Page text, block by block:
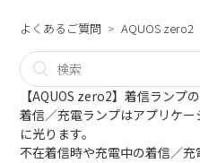
よくあるご質問 AQUOS zero2
【AQUOS zero2】着信ランプ
着信／充電ランプはアプリケ
に光ります。
不在着信時や充電中の着信／